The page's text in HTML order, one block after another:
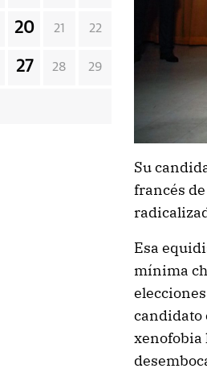
Su
francés
Esa
mínima
candidato
xenofobia
20 21 22
27 28 29